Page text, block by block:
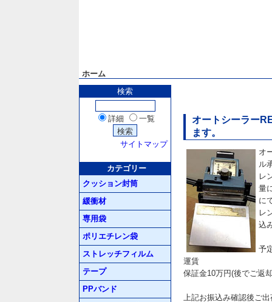
ホーム
検索
詳細 一覧
サイトマップ
カテゴリー
クッション封筒
緩衝材
専用袋
ポリエチレン袋
ストレッチフィルム
テープ
PPバンド
オートシーラー
ます。
オ
ル
レ
量
に
レ
込
予
運賃
保証金10万円(後でご返
上記お振込み確認後ご